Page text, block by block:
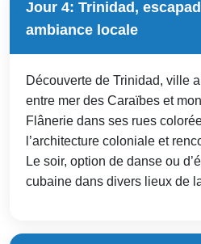
Jour 4: Trinidad,
ambiance locale
Découverte de Trinidad, ville
entre mer des Caraïbes et
Flânerie dans ses rues
l’architecture coloniale et
Le soir, option de danse ou
cubaine dans divers lieux de